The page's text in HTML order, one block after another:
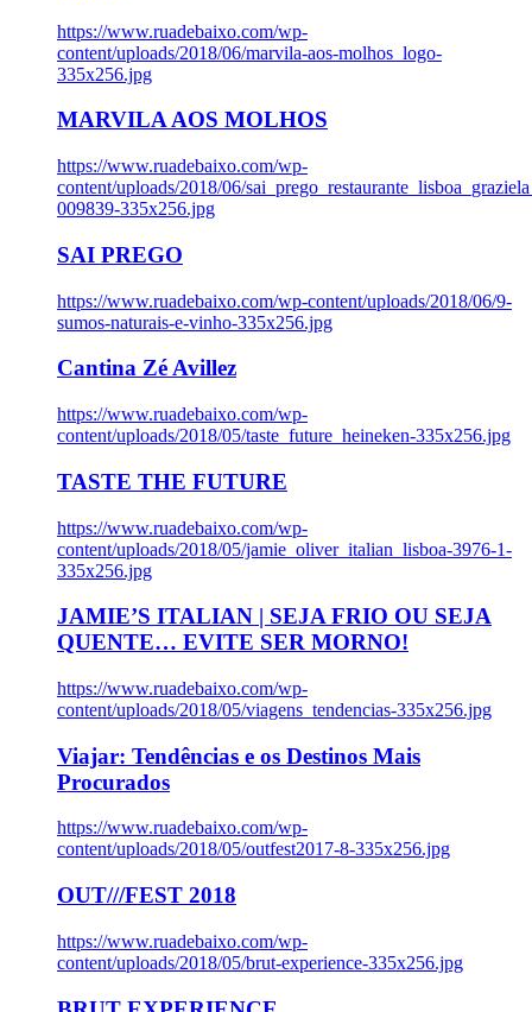
https://www.ruadebaixo.com/wp-
content/uploads/2018/06/marvila-aos-molhos_logo-
335x256.jpg
MARVILA AOS MOLHOS
https://www.ruadebaixo.com/wp-
content/uploads/2018/06/
009839-335x256.jpg
SAI PREGO
https://www.ruadebaixo.com/wp-content/uploads/2018/06/9-
sumos-naturais-e-vinho-335x256.jpg
Cantina Zé Avillez
https://www.ruadebaixo.com/wp-
content/uploads/2018/05/taste_future_heineken-335x256.jpg
TASTE THE FUTURE
https://www.ruadebaixo.com/wp-
content/uploads/2018/05/jamie_oliver_italian_lisboa-3976-1-
335x256.jpg
JAMIE’S ITALIAN | SEJA FRIO OU SEJA
QUENTE… EVITE SER MORNO!
https://www.ruadebaixo.com/wp-
content/uploads/2018/05/viagens_tendencias-335x256.jpg
Viajar: Tendências e os Destinos Mais
Procurados
https://www.ruadebaixo.com/wp-
content/uploads/2018/05/outfest2017-8-335x256.jpg
OUT///FEST 2018
https://www.ruadebaixo.com/wp-
content/uploads/2018/05/brut-experience-335x256.jpg